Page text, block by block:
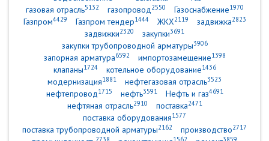
газовая отрасль5132 газопровод2550 Газоснабжение1970
Газпром4429 Газпром тендер1444 ЖКХ2119 задвижка2823
задвижки2320 закупки3691
закупки трубопроводной арматуры3906
запорная арматура6592 импортозамещение1398
клапаны1724 котельное оборудование1436
модернизация1881 нефтегазовая отрасль3523
нефтепровод1715 нефть3591 Нефть и газ4691
нефтяная отрасль2910 поставка2471
поставка оборудования1577
поставка трубопроводной арматуры2162 производство2717
2738 1562 3859